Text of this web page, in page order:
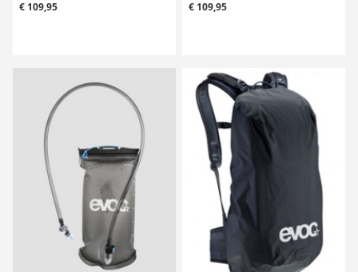
€ 109,95
€ 109,95